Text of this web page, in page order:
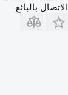
الاتصال بالبائع